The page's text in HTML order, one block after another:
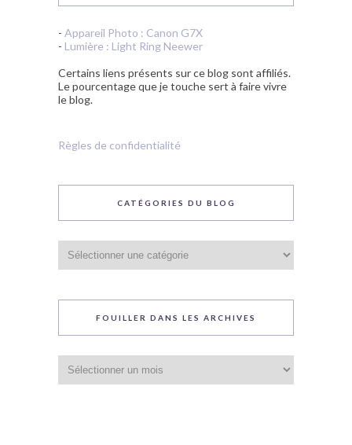
- Appareil Photo : Canon G7X
- Lumière : Light Ring Neewer
Certains liens présents sur ce blog sont affiliés.
Le pourcentage que je touche sert à faire vivre
le blog.
Règles de confidentialité
CATÉGORIES DU BLOG
du
blog
FOUILLER DANS LES ARCHIVES
dans
les